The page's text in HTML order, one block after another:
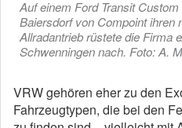
Auf einem Ford Transit
Baiersdorf von Compoint ihren
Allradantrieb rüstete die Firma
Schwenningen nach. Foto: A.
VRW gehören eher zu den
Fahrzeugtypen, die bei den